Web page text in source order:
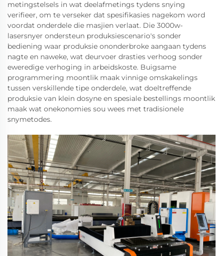
metingstelsels in wat deelafmetings tydens snying
verifieer, om te verseker dat spesifikasies nagekom word
voordat onderdele die masjien verlaat. Die 3000w-
lasersnyer ondersteun produksiescenario's sonder
bediening waar produksie ononderbroke aangaan tydens
nagte en naweke, wat deurvoer drasties verhoog sonder
eweredige verhoging in arbeidskoste. Buigsame
programmering moontlik maak vinnige omskakelings
tussen verskillende tipe onderdele, wat doeltreffende
produksie van klein dosyne en spesiale bestellings moontlik
maak wat onekonomies sou wees met tradisionele
snymetodes.